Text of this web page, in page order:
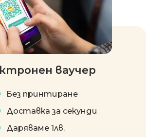
ваучер
Без принтиране
Доставка за секунди
Даряваме 1лв.